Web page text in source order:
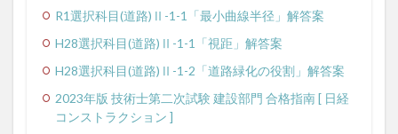
R1選択科目(道路)Ⅱ-1-1「最小曲線半径」解答案
H28選択科目(道路)Ⅱ-1-1「視距」解答案
H28選択科目(道路)Ⅱ-1-2「道路緑化の役割」解答案
2023年版 技術士第二次試験 建設部門 合格指南 [ 日経
コンストラクション ]